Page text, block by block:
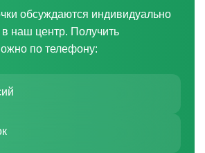
обсуждаются индивидуально
наш центр. Получить
по телефону: